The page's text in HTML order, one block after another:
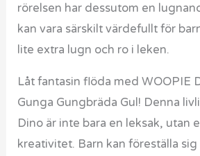
rörelsen har dessutom en
kan vara särskilt värdefullt för
lite extra lugn och ro i leken.
Låt fantasin flöda med WOOPIE
Gunga Gungbräda Gul! Denna
Dino är inte bara en leksak, utan
kreativitet. Barn kan föreställa